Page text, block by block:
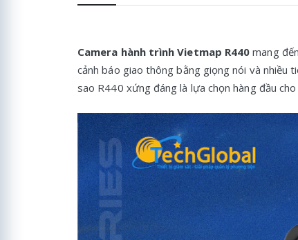
Camera hành trình Vietmap R440 mang
cảnh báo giao thông bằng giọng nói và nhiều
sao R440 xứng đáng là lựa chọn hàng đầu